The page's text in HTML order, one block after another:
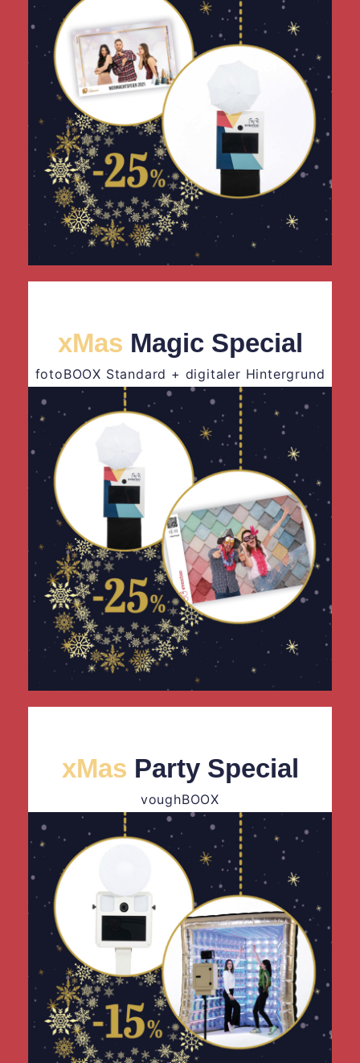
xMas Magic Special
fotoBOOX Standard + digitaler Hintergrund
xMas Party Special
voughBOOX